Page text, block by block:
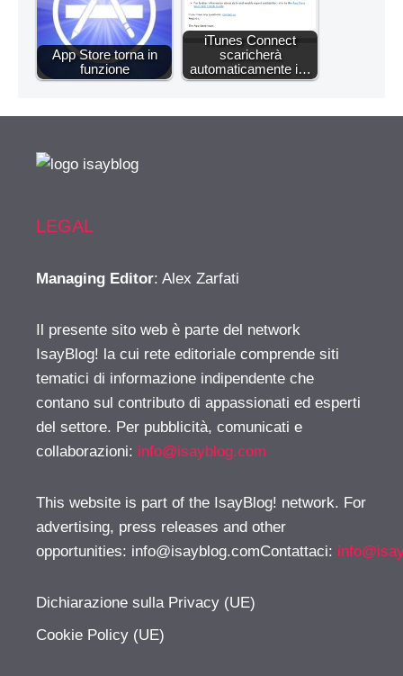
App Store torna in
funzione
iTunes Connect
scaricherà
automaticamente i…
LEGAL
Managing Editor: Alex Zarfati
Il presente sito web è parte del network
IsayBlog! la cui rete editoriale comprende siti
tematici di informazione indipendente che
contano sul contributo di appassionati ed esperti
del settore. Per pubblicità, comunicati e
collaborazioni: info@isayblog.com
This website is part of the IsayBlog! network. For
advertising, press releases and other
opportunities: info@isayblog.comContattaci:
Dichiarazione sulla Privacy (UE)
Cookie Policy (UE)